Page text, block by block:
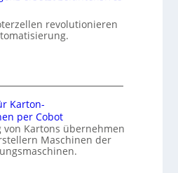
revolutionieren
Karton-
per Cobot
Kartons übernehmen
Maschinen der